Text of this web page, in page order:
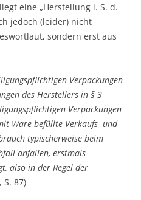
eine „Herstellung i. S. d.
jedoch (leider) nicht
sondern erst aus
Verpackungen
des Herstellers in § 3
Verpackungen
Ware befüllte Verkaufs- und
typischerweise beim
anfallen, erstmals
also in der Regel der
S. 87)